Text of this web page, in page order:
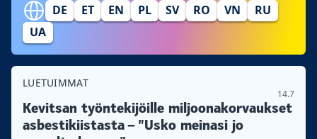
DE
ET EN PL SV RO VN
RU
UA
LUETUIMMAT
14.7
Kevitsan työntekijöille miljoonakorvaukset
asbestikiistasta – ”Usko meinasi jo